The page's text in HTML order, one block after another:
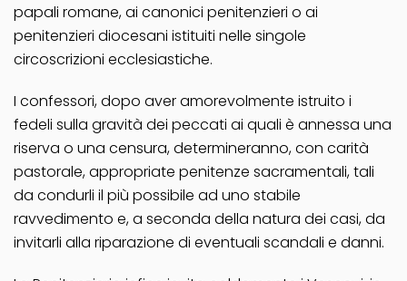
papali romane, ai canonici penitenzieri o ai
penitenzieri diocesani istituiti nelle singole
circoscrizioni ecclesiastiche.
I confessori, dopo aver amorevolmente istruito i
fedeli sulla gravità dei peccati ai quali è annessa una
riserva o una censura, determineranno, con carità
pastorale, appropriate penitenze sacramentali, tali
da condurli il più possibile ad uno stabile
ravvedimento e, a seconda della natura dei casi, da
invitarli alla riparazione di eventuali scandali e danni.